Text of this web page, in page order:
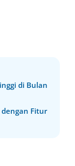
di Bulan
dengan Fitur